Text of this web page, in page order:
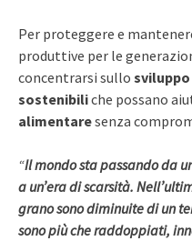
Per proteggere e
produttive per le
concentrarsi sullo
sostenibiliche possano
alimentaresenza
“Il mondo sta passando da
a un’era di scarsità.
grano sono diminuite di un
sono più che raddoppiati,